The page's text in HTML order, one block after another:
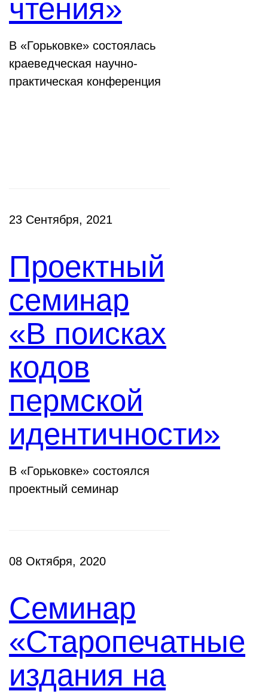
чтения»
В «Горьковке» состоялась
краеведческая научно-
практическая конференция
23 Сентября, 2021
Проектный
семинар
«В поисках
кодов
пермской
идентичности»
В «Горьковке» состоялся
проектный семинар
08 Октября, 2020
Семинар
«Старопечатные
издания на